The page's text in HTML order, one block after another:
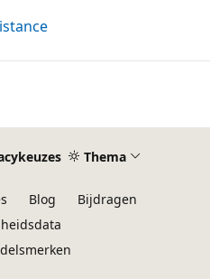
Thema
Blog
Bijdragen